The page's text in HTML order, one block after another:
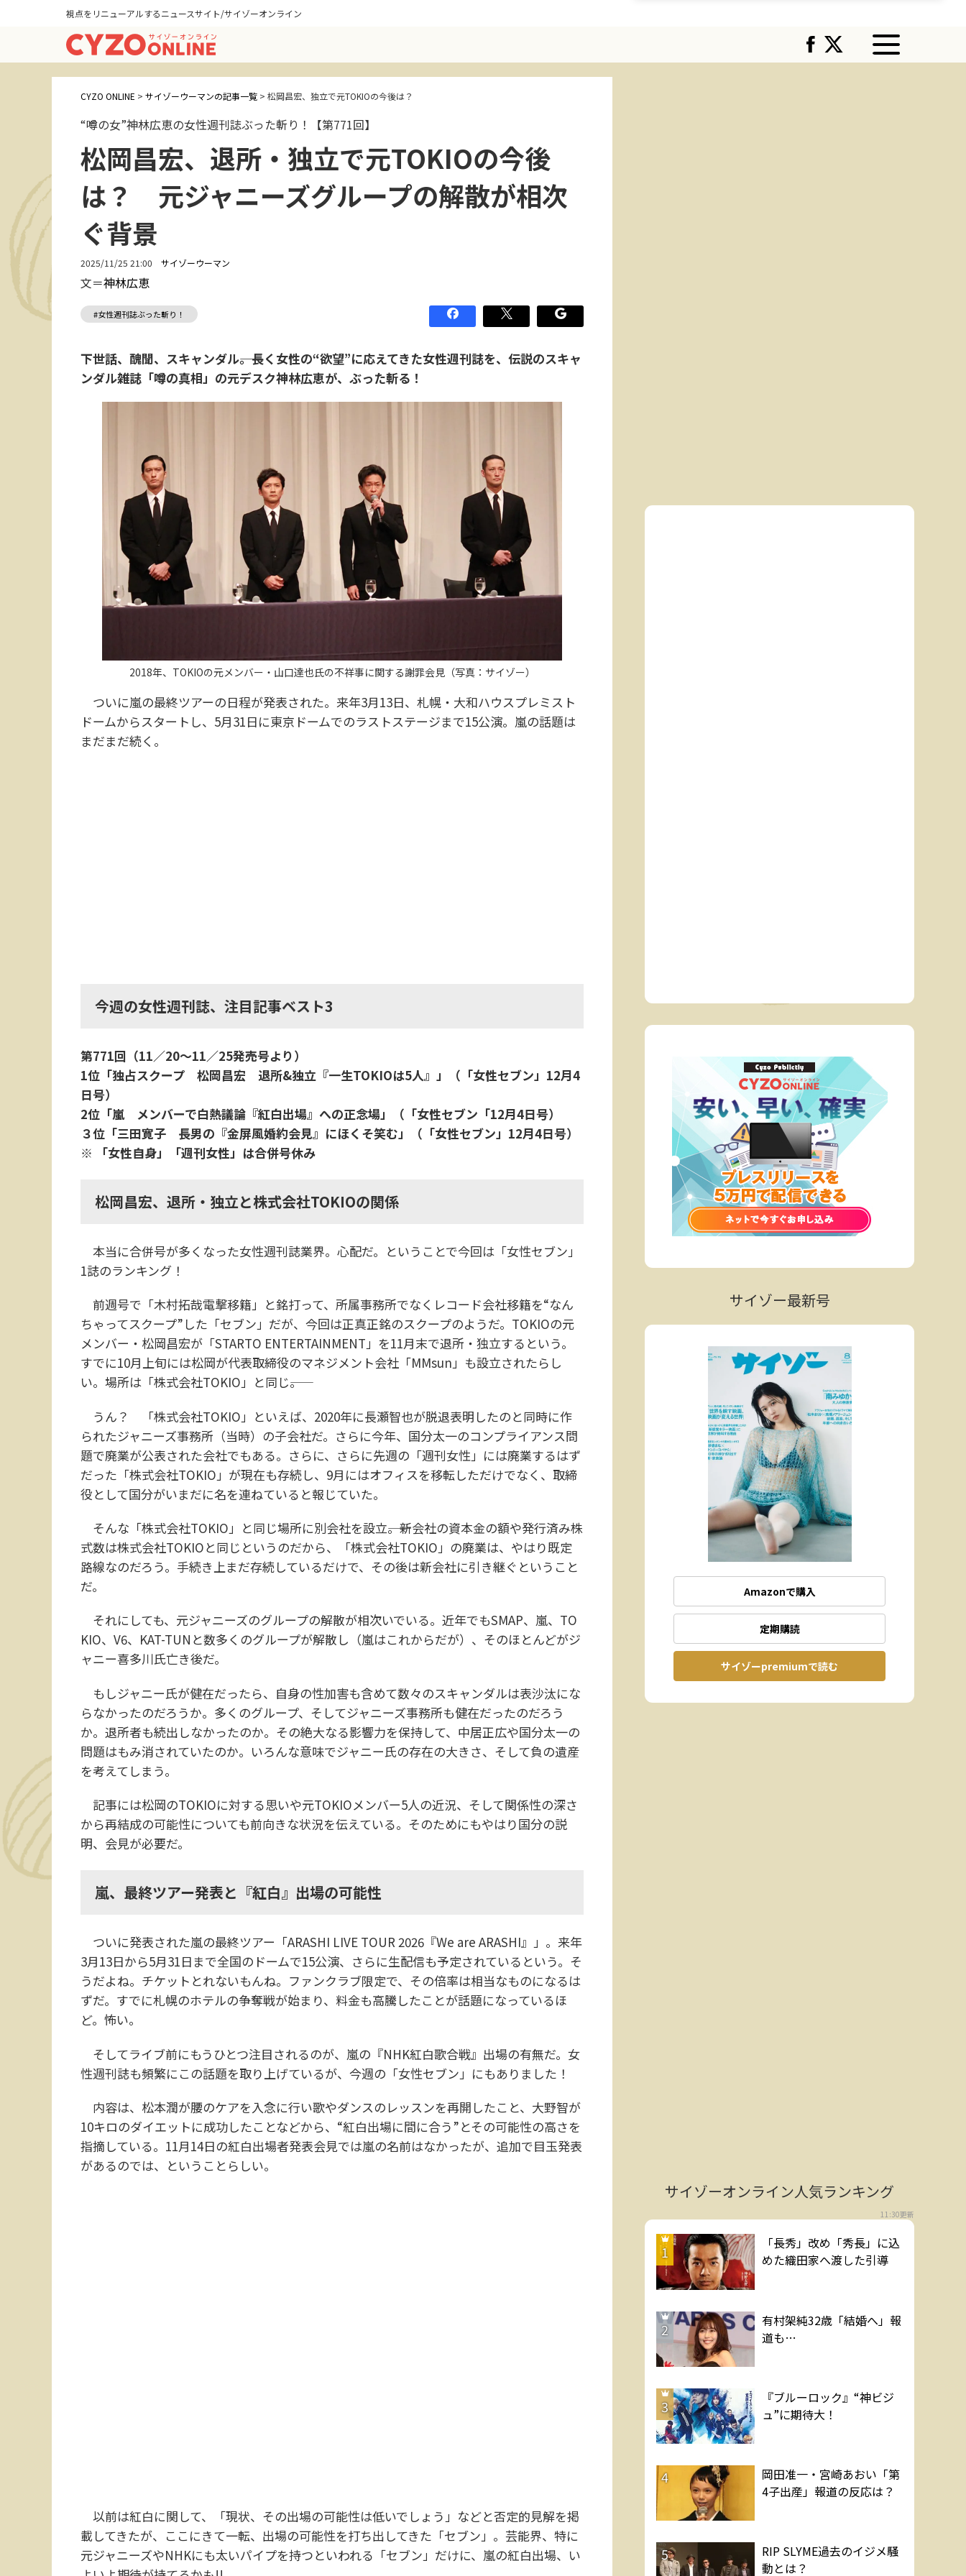
視点をリニューアルするニュースサイト/サイゾーオンライン
CYZO ONLINE > サイゾーウーマンの記事一覧 > 松岡昌宏、独立で元TOKIOの今後は？
“噂の女”神林広恵の女性週刊誌ぶった斬り！【第771回】
松岡昌宏、退所・独立で元TOKIOの今後
は？ 元ジャニーズグループの解散が相次
ぐ背景
2025/11/25 21:00 サイゾーウーマン
文＝神林広恵
#女性週刊誌ぶった斬り！
下世話、醜聞、スキャンダル――。長く女性の“欲望”に応えてきた女性週刊誌を、伝説のスキャ
ンダル雑誌「噂の真相」の元デスク神林広恵が、ぶった斬る！
2018年、TOKIOの元メンバー・山口達也氏の不祥事に関する謝罪会見（写真：サイゾー）
ついに嵐の最終ツアーの日程が発表された。来年3月13日、札幌・大和ハウスプレミスト
ドームからスタートし、5月31日に東京ドームでのラストステージまで15公演。嵐の話題は
まだまだ続く。
今週の女性週刊誌、注目記事ベスト3
第771回（11／20〜11／25発売号より）
1位「独占スクープ 松岡昌宏 退所&独立『一生TOKIOは5人』」（「女性セブン」12月4
日号）
2位「嵐 メンバーで白熱議論『紅白出場』への正念場」（「女性セブン「12月4日号）
３位「三田寛子 長男の『金屏風婚約会見』にほくそ笑む」（「女性セブン」12月4日号）
※ 「女性自身」「週刊女性」は合併号休み
松岡昌宏、退所・独立と株式会社TOKIOの関係
本当に合併号が多くなった女性週刊誌業界。心配だ。ということで今回は「女性セブン」
1誌のランキング！
前週号で「木村拓哉電撃移籍」と銘打って、所属事務所でなくレコード会社移籍を“なん
ちゃってスクープ”した「セブン」だが、今回は正真正銘のスクープのようだ。TOKIOの元
メンバー・松岡昌宏が「STARTO ENTERTAINMENT」を11月末で退所・独立するという。
すでに10月上旬には松岡が代表取締役のマネジメント会社「MMsun」も設立されたらし
い。場所は「株式会社TOKIO」と同じ――。
うん？ 「株式会社TOKIO」といえば、2020年に長瀬智也が脱退表明したのと同時に作
られたジャニーズ事務所（当時）の子会社だ。さらに今年、国分太一のコンプライアンス問
題で廃業が公表された会社でもある。さらに、さらに先週の「週刊女性」には廃業するはず
だった「株式会社TOKIO」が現在も存続し、9月にはオフィスを移転しただけでなく、取締
役として国分がいまだに名を連ねていると報じていた。
そんな「株式会社TOKIO」と同じ場所に別会社を設立――。新会社の資本金の額や発行済み株
式数は株式会社TOKIOと同じというのだから、「株式会社TOKIO」の廃業は、やはり既定
路線なのだろう。手続き上まだ存続しているだけで、その後は新会社に引き継ぐということ
だ。
それにしても、元ジャニーズのグループの解散が相次いでいる。近年でもSMAP、嵐、TO
KIO、V6、KAT-TUNと数多くのグループが解散し（嵐はこれからだが）、そのほとんどがジ
ャニー喜多川氏亡き後だ。
もしジャニー氏が健在だったら、自身の性加害も含めて数々のスキャンダルは表沙汰にな
らなかったのだろうか。多くのグループ、そしてジャニーズ事務所も健在だったのだろう
か。退所者も続出しなかったのか。その絶大なる影響力を保持して、中居正広や国分太一の
問題はもみ消されていたのか。いろんな意味でジャニー氏の存在の大きさ、そして負の遺産
を考えてしまう。
記事には松岡のTOKIOに対する思いや元TOKIOメンバー5人の近況、そして関係性の深さ
から再結成の可能性についても前向きな状況を伝えている。そのためにもやはり国分の説
明、会見が必要だ。
嵐、最終ツアー発表と『紅白』出場の可能性
ついに発表された嵐の最終ツアー「ARASHI LIVE TOUR 2026『We are ARASHI』」。来年
3月13日から5月31日まで全国のドームで15公演、さらに生配信も予定されているという。そ
うだよね。チケットとれないもんね。ファンクラブ限定で、その倍率は相当なものになるは
ずだ。すでに札幌のホテルの争奪戦が始まり、料金も高騰したことが話題になっているほ
ど。怖い。
そしてライブ前にもうひとつ注目されるのが、嵐の『NHK紅白歌合戦』出場の有無だ。女
性週刊誌も頻繁にこの話題を取り上げているが、今週の「女性セブン」にもありました！
内容は、松本潤が腰のケアを入念に行い歌やダンスのレッスンを再開したこと、大野智が
10キロのダイエットに成功したことなどから、“紅白出場に間に合う”とその可能性の高さを
指摘している。11月14日の紅白出場者発表会見では嵐の名前はなかったが、追加で目玉発表
があるのでは、ということらしい。
以前は紅白に関して、「現状、その出場の可能性は低いでしょう」などと否定的見解を掲
載してきたが、ここにきて一転、出場の可能性を打ち出してきた「セブン」。芸能界、特に
元ジャニーズやNHKにも太いパイプを持つといわれる「セブン」だけに、嵐の紅白出場、い
サイゾー最新号
Amazonで購入
定期購読
サイゾーpremiumで読む
サイゾーオンライン人気ランキング
11:30更新
1
「長秀」改め「秀長」に込
めた織田家へ渡した引導
2
有村架純32歳「結婚へ」報
道も…
3
『ブルーロック』“神ビジ
ュ”に期待大！
4
岡田准一・宮崎あおい「第
4子出産」報道の反応は？
5
RIP SLYME過去のイジメ騒
動とは？